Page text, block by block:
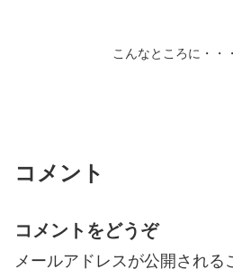
こんなところに・・・
コメント
コメントをどうぞ
メールアドレスが公開される